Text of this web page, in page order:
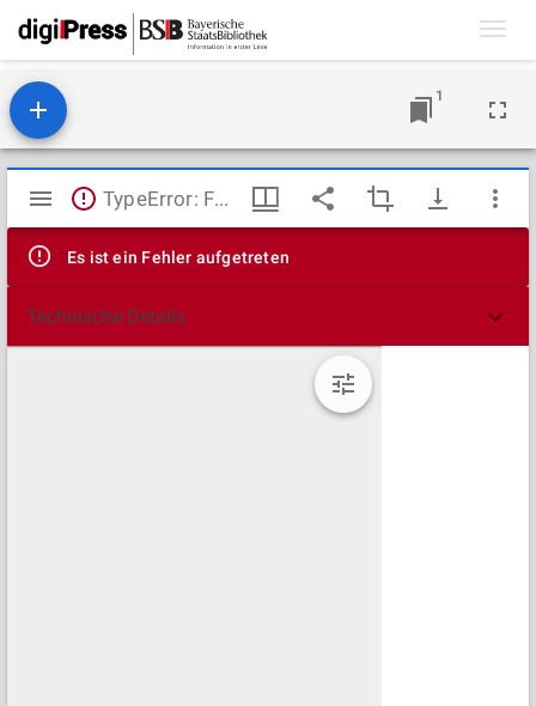
1
Mirador
Viewer
TypeError: Failed to fetch
Es ist ein Fehler aufgetreten
Technische Details